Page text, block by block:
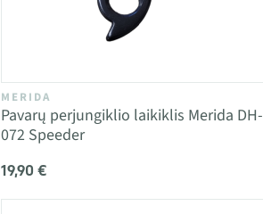
MERIDA
Pavarų perjungiklio laikiklis Merida DH-
072 Speeder
19,90 €